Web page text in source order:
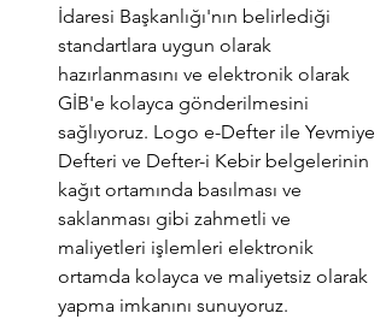
İdaresi Başkanlığı'nın belirlediği
standartlara uygun olarak
hazırlanmasını ve elektronik olarak
GİB'e kolayca gönderilmesini
sağlıyoruz. Logo e-Defter ile Yevmiye
Defteri ve Defter-i Kebir belgelerinin
kağıt ortamında basılması ve
saklanması gibi zahmetli ve
maliyetleri işlemleri elektronik
ortamda kolayca ve maliyetsiz olarak
yapma imkanını sunuyoruz.